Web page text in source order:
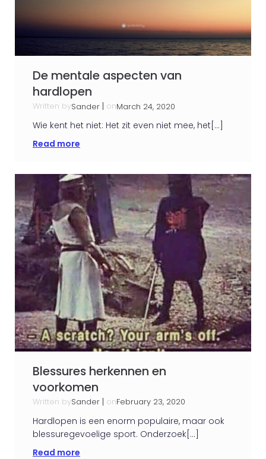
De mentale aspecten van
hardlopen
Written bySander onMarch 24, 2020
Wie kent het niet: Het zit even niet mee, het[…]
Read more
Blessures herkennen en
voorkomen
Written bySander | onFebruary 23, 2020
Hardlopen is een enorm populaire, maar ook
blessuregevoelige sport. Onderzoek[…]
Read more